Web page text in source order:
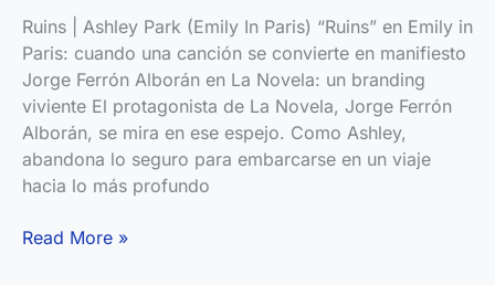
Ruins | Ashley Park (Emily In Paris) “Ruins” en Emily in
Paris: cuando una canción se convierte en manifiesto
Jorge Ferrón Alborán en La Novela: un branding
viviente El protagonista de La Novela, Jorge Ferrón
Alborán, se mira en ese espejo. Como Ashley,
abandona lo seguro para embarcarse en un viaje
hacia lo más profundo
“Ruins”
Read More »